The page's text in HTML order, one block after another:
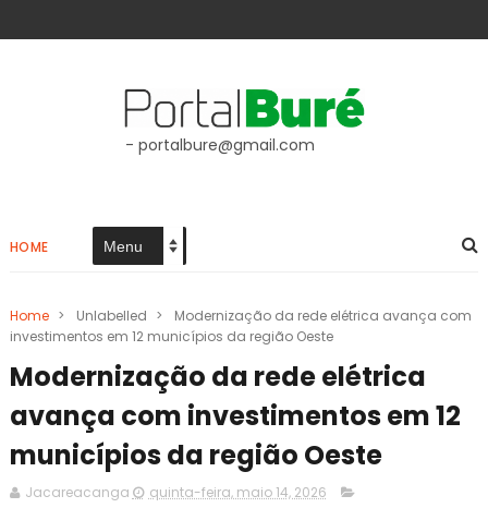
- portalbure@gmail.com
HOME
Home > Unlabelled >
Modernização da rede elétrica avança com
investimentos em 12 municípios da região Oeste
Modernização da rede elétrica
avança com investimentos em 12
municípios da região Oeste
Jacareacanga quinta-feira, maio 14, 2026